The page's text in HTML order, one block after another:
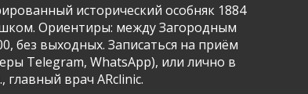
исторический особняк 1884
Ориентиры: между Загородным
без выходных. Записаться на приём
Telegram, WhatsApp), или лично в
врач ARclinic.